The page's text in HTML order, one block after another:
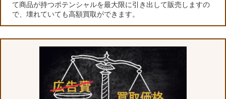
て商品が持つポテンシャルを最大限に引き出して販売しますの
で、壊れていても高額買取ができます。